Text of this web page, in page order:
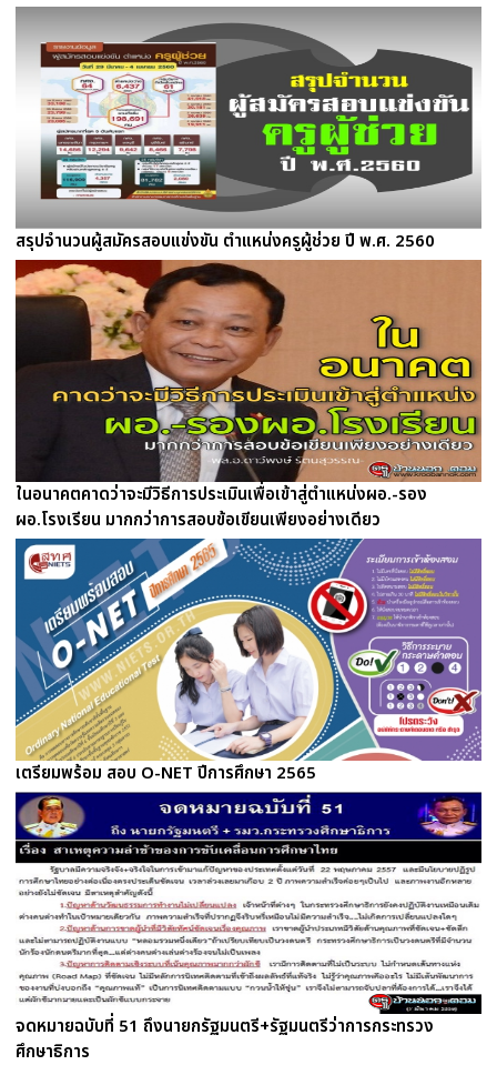
สรุปจำนวนผู้สมัครสอบแข่งขัน ตำแหน่งครูผู้ช่วย ปี พ.ศ. 2560
ในอนาคตคาดว่าจะมีวิธีการประเมินเพื่อเข้าสู่ตำแหน่งผอ.-รอง
ผอ.โรงเรียน มากกว่าการสอบข้อเขียนเพียงอย่างเดียว
เตรียมพร้อม สอบ O-NET ปีการศึกษา 2565
จดหมายฉบับที่ 51 ถึงนายกรัฐมนตรี+รัฐมนตรีว่าการกระทรวง
ศึกษาธิการ